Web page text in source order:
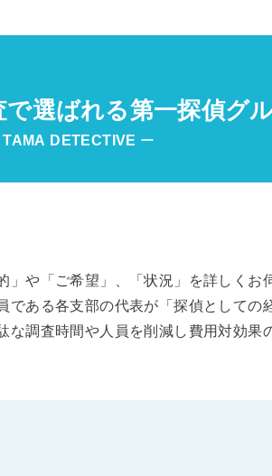
で選ばれる第一探偵グ
TAMA DETECTIVE ー
」や「ご希望」、「状況」を詳しくお
である各支部の代表が「探偵としての
な調査時間や人員を削減し費用対効果